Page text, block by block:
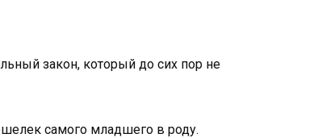
закон, который до сих пор не
самого младшего в роду.